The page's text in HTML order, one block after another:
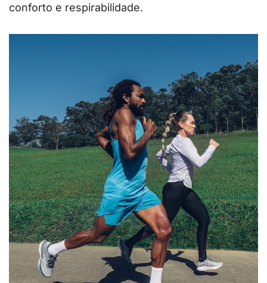
conforto e respirabilidade.